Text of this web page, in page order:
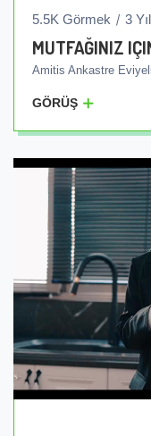
5.5K Görmek 3
MUTFAĞINIZ
GÖRÜŞ